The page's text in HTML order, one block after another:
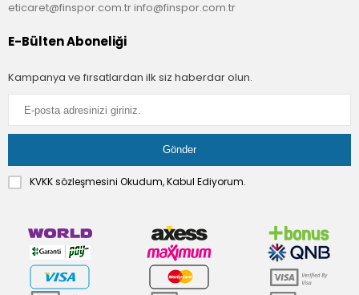
eticaret@finspor.com.trinfo@finspor.com.tr
E-Bülten Aboneliği
Kampanya ve fırsatlardan ilk siz haberdar olun.
KVKK sözleşmesini Okudum, Kabul Ediyorum.